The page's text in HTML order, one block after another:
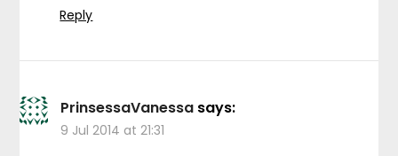
Reply
PrinsessaVanessa says:
9 Jul 2014 at 21:31